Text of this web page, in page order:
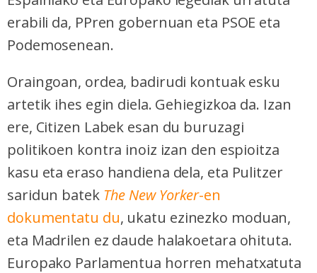
erabili da, PPren gobernuan eta PSOE eta
Podemosenean.
Oraingoan, ordea, badirudi kontuak esku
artetik ihes egin diela. Gehiegizkoa da. Izan
ere, Citizen Labek esan du buruzagi
politikoen kontra inoiz izan den espioitza
kasu eta eraso handiena dela, eta Pulitzer
saridun batek The New Yorker-en
dokumentatu du, ukatu ezinezko moduan,
eta Madrilen ez daude halakoetara ohituta.
Europako Parlamentua horren mehatxatuta